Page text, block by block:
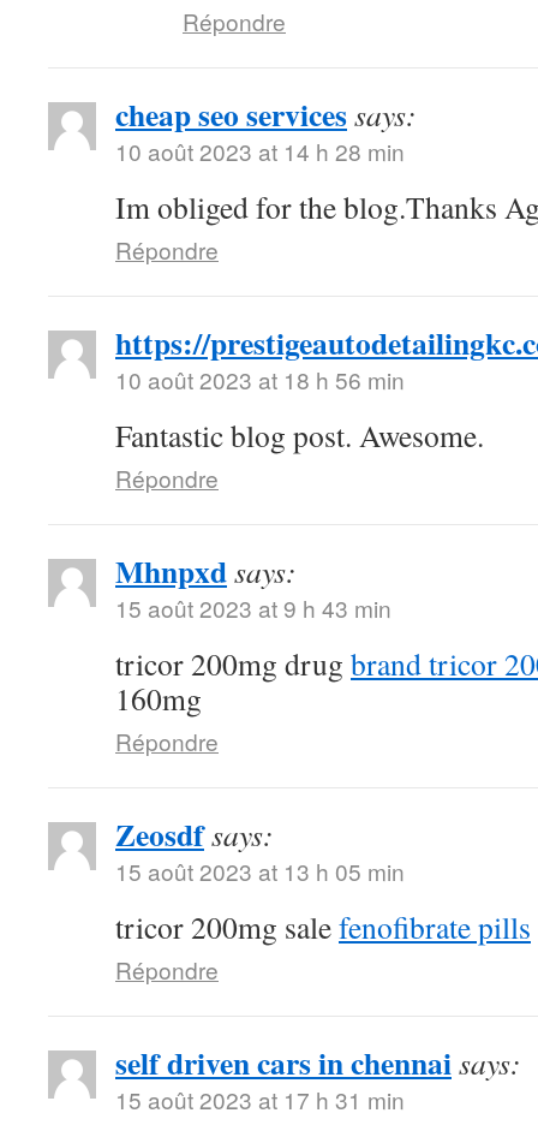
Répondre
cheap seo servicessays:
10 août 2023 at 14 h 28 min
Im obliged for the blog.Thanks
Répondre
https://
10 août 2023 at 18 h 56 min
Fantastic blog post. Awesome.
Répondre
Mhnpxdsays:
15 août 2023 at 9 h 43 min
tricor 200mg drug brand tricor
160mg
Répondre
Zeosdfsays:
15 août 2023 at 13 h 05 min
tricor 200mg salefenofibrate pills
Répondre
self driven cars in chennaisays:
15 août 2023 at 17 h 31 min